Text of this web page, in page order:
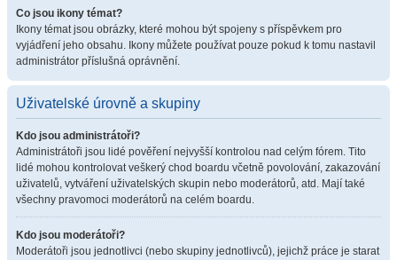
Co jsou ikony témat?
Ikony témat jsou obrázky, které mohou být spojeny s příspěvkem pro
vyjádření jeho obsahu. Ikony můžete používat pouze pokud k tomu nastavil
administrátor příslušná oprávnění.
Uživatelské úrovně a skupiny
Kdo jsou administrátoři?
Administrátoři jsou lidé pověření nejvyšší kontrolou nad celým fórem. Tito
lidé mohou kontrolovat veškerý chod boardu včetně povolování, zakazování
uživatelů, vytváření uživatelských skupin nebo moderátorů, atd. Mají také
všechny pravomoci moderátorů na celém boardu.
Kdo jsou moderátoři?
Moderátoři jsou jednotlivci (nebo skupiny jednotlivců), jejichž práce je starat